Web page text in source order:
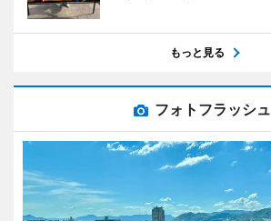
もっと見る
フォトフラッシュ